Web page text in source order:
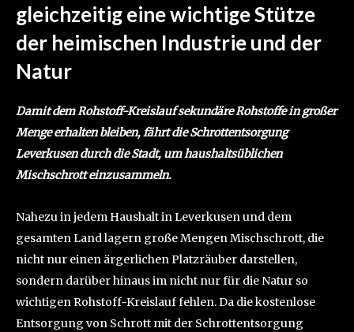
gleichzeitig eine wichtige Stütze
der heimischen Industrie und der
Natur
Damit dem Rohstoff-Kreislauf sekundäre Rohstoffe in großer
Menge erhalten bleiben, fährt die Schrottentsorgung
Leverkusen durch die Stadt, um haushaltsüblichen
Mischschrott einzusammeln.
Nahezu in jedem Haushalt in Leverkusen und dem
gesamten Land lagern große Mengen Mischschrott, die
nicht nur einen ärgerlichen Platzräuber darstellen,
sondern darüber hinaus im nicht nur für die Natur so
wichtigen Rohstoff-Kreislauf fehlen. Da die kostenlose
Entsorgung von Schrott mit der Schrottentsorgung